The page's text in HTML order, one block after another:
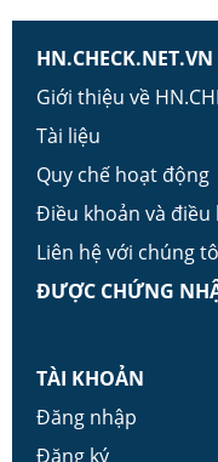
HN.CHECK.NET.VN
Giới thiệu về
Tài liệu
Quy chế hoạt động
Điều khoản và điều
Liên hệ với chúng
ĐƯỢC CHỨNG
TÀI KHOẢN
Đăng nhập
Đăng ký